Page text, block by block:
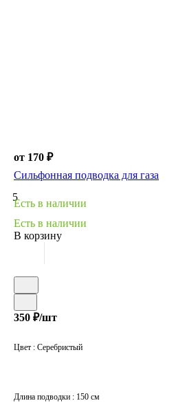
от 170 ₽
Сильфонная подводка для газа
5
Есть в наличии
Есть в наличии
В корзину
350 ₽/шт
Цвет : Серебристый
Длина подводки : 150 см